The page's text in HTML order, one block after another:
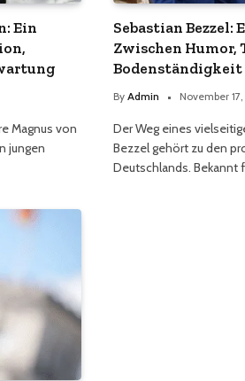
Ein
Magnus von
jungen
Sebastian Bezzel:
Zwischen Humor,
Bodenständigkeit
By Admin November
Der Weg eines
Bezzel gehört zu den
Deutschlands. Bekannt